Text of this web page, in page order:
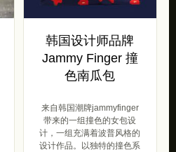
韩国设计师品牌
Jammy Finger 撞
色南瓜包
来自韩国潮牌jammyfinger
带来的一组撞色的女包设
计，一组充满着波普风格的
设计作品。以独特的撞色系